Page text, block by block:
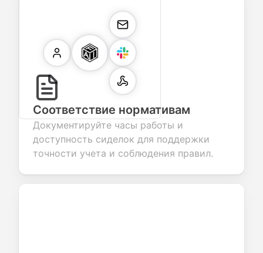
Соответствие нормативам
Документируйте часы работы и
доступность сиделок для поддержки
точности учета и соблюдения правил.